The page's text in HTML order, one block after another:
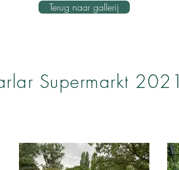
Terug naar gallerij
Supermarkt 2021